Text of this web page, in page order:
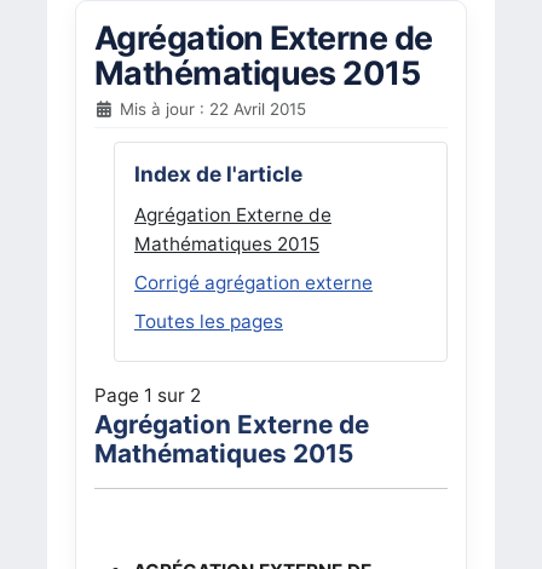
Agrégation Externe de
Mathématiques 2015
Mis à jour : 22 Avril 2015
Index de l'article
Agrégation Externe de
Mathématiques 2015
Corrigé agrégation externe
Toutes les pages
Page 1 sur 2
Agrégation Externe de
Mathématiques 2015